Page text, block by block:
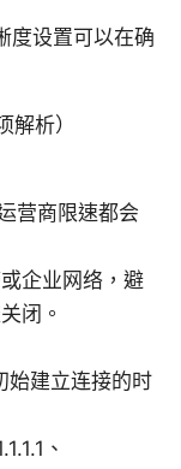
度设置可以在确
析）
营商限速都会
企业网络，避
闭。
始建立连接的时
、